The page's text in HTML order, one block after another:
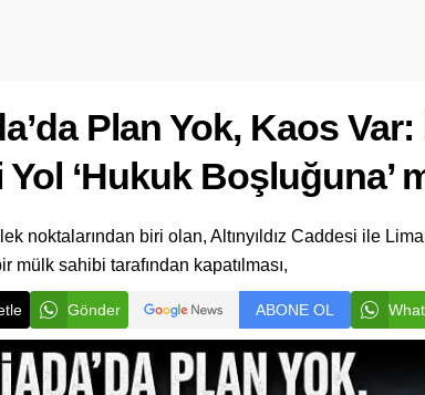
Plan Yok, Kaos
‘Hukuk Boşluğuna’
noktalarından biri olan, Altınyıldız Caddesi ile
mülk sahibi tarafından kapatılması,
Gönder ABONE OL